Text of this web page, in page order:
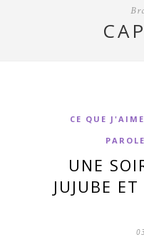
CE QUE J'AIME
UNE
JUJUBE